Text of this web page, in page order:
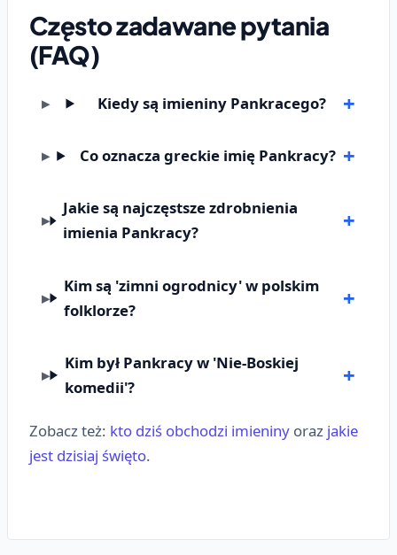
Często zadawane pytania
(FAQ)
Kiedy są imieniny Pankracego?
Co oznacza greckie imię Pankracy?
Jakie są najczęstsze zdrobnienia
imienia Pankracy?
Kim są 'zimni ogrodnicy' w polskim
folklorze?
Kim był Pankracy w 'Nie-Boskiej
komedii'?
Zobacz też: kto dziś obchodzi imieniny oraz jakie
jest dzisiaj święto.